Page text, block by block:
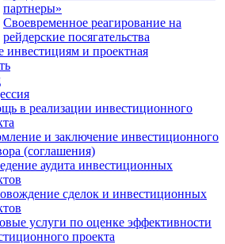
партнеры»
Своевременное реагирование на
рейдерские посягательства
инвестициям и проектная
в реализации инвестиционного
и заключение инвестиционного
(соглашения)
аудита инвестиционных
сделок и инвестиционных
услуги по оценке эффективности
проекта